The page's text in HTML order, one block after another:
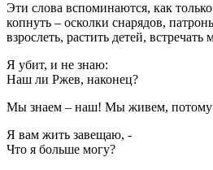
Эти слова вспоминаются, как
копнуть – осколки снарядов,
взрослеть, растить детей, встречать
Я убит, и не знаю:
Наш ли Ржев, наконец?
Мы знаем – наш! Мы живем, потому
Я вам жить завещаю, -
Что я больше могу?